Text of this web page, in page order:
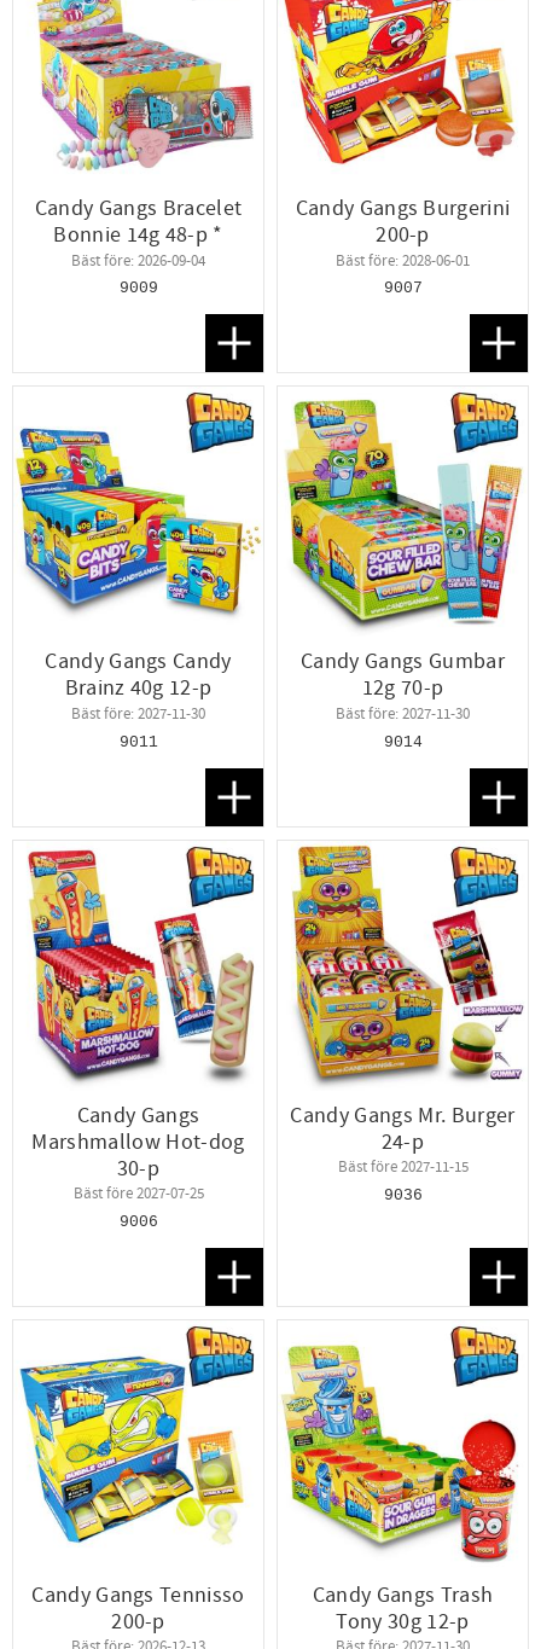
Candy Gangs Bracelet
Bonnie 14g 48-p *
Bäst före: 2026-09-04
9009
Lägg till i favoriter
Candy Gangs Burgerini
200-p
Bäst före: 2028-06-01
9007
Candy Gangs Candy
Brainz 40g 12-p
Bäst före: 2027-11-30
9011
Lägg till i favoriter
Candy Gangs Gumbar
12g 70-p
Bäst före: 2027-11-30
9014
Candy Gangs
Marshmallow Hot-dog
30-p
Bäst före 2027-07-25
9006
Lägg till i favoriter
Candy Gangs Mr. Burger
24-p
Bäst före 2027-11-15
9036
Candy Gangs Tennisso
200-p
Candy Gangs Trash
Tony 30g 12-p